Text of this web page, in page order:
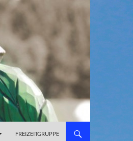
FREIZEITGRUPPE